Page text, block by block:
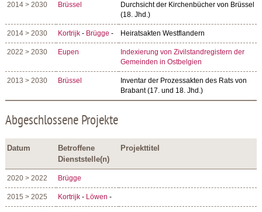
2014 > 2030 Brüssel
Durchsicht der Kirchenbücher von Brüssel
(18. Jhd.)
2014 > 2030 Kortrijk - Brügge - Heiratsakten Westflandern
2022 > 2030 Eupen
Indexierung von Zivilstandregistern der
Gemeinden in Ostbelgien
2013 > 2030 Brüssel
Inventar der Prozessakten des Rats von
Brabant (17. und 18. Jhd.)
Abgeschlossene Projekte
Datum
Betroffene
Dienststelle(n)
Projekttitel
2020 > 2022 Brügge
2015 > 2025 Kortrijk - Löwen -